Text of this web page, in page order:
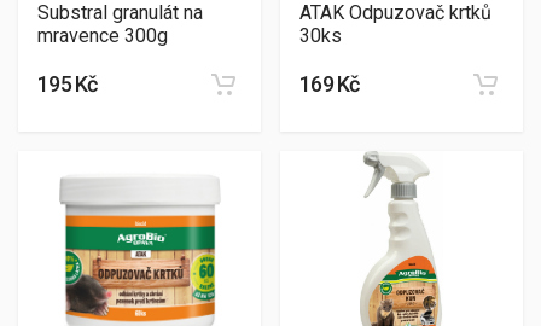
Substral granulát na
mravence 300g
195 Kč
ATAK Odpuzovač krtků
30ks
169 Kč